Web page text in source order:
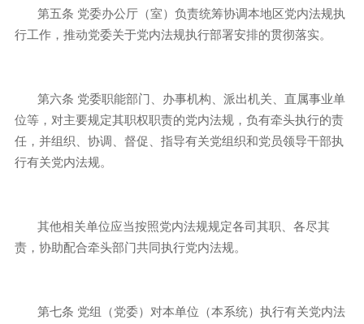
第五条 党委办公厅（室）负责统筹协调本地区党内法规执
行工作，推动党委关于党内法规执行部署安排的贯彻落实。
第六条 党委职能部门、办事机构、派出机关、直属事业单
位等，对主要规定其职权职责的党内法规，负有牵头执行的责
任，并组织、协调、督促、指导有关党组织和党员领导干部执
行有关党内法规。
其他相关单位应当按照党内法规规定各司其职、各尽其
责，协助配合牵头部门共同执行党内法规。
第七条 党组（党委）对本单位（本系统）执行有关党内法